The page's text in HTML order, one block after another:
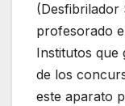
(Desfibrilador
profesorado
Institutos que
de los
este aparato